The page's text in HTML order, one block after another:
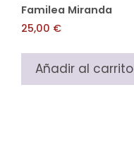
Familea Miranda
25,00 €
Añadir al carrito